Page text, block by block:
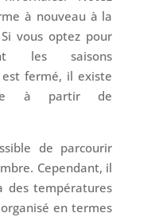
à nouveau à la
vous optez pour
les saisons
fermé, il existe
à partir de
de parcourir
Cependant, il
des températures
en termes